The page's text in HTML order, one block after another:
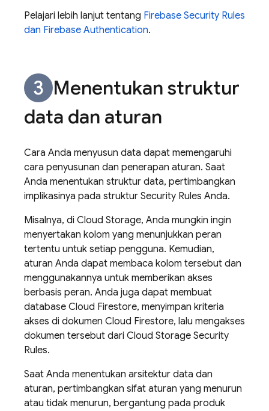
Pelajari lebih lanjut tentang Firebase Security Rules
dan Firebase Authentication.
Menentukan struktur
data dan aturan
Cara Anda menyusun data dapat memengaruhi
cara penyusunan dan penerapan aturan. Saat
Anda menentukan struktur data, pertimbangkan
implikasinya pada struktur Security Rules Anda.
Misalnya, di Cloud Storage, Anda mungkin ingin
menyertakan kolom yang menunjukkan peran
tertentu untuk setiap pengguna. Kemudian,
aturan Anda dapat membaca kolom tersebut dan
menggunakannya untuk memberikan akses
berbasis peran. Anda juga dapat membuat
database Cloud Firestore, menyimpan kriteria
akses di dokumen Cloud Firestore, lalu mengakses
dokumen tersebut dari Cloud Storage Security
Rules.
Saat Anda menentukan arsitektur data dan
aturan, pertimbangkan sifat aturan yang menurun
atau tidak menurun, bergantung pada produk